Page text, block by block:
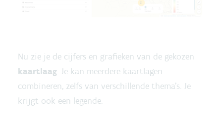
Nu zie je de cijfers en grafieken van de gekozen
kaartlaag. Je kan meerdere kaartlagen
combineren, zelfs van verschillende thema’s. Je
krijgt ook een legende.